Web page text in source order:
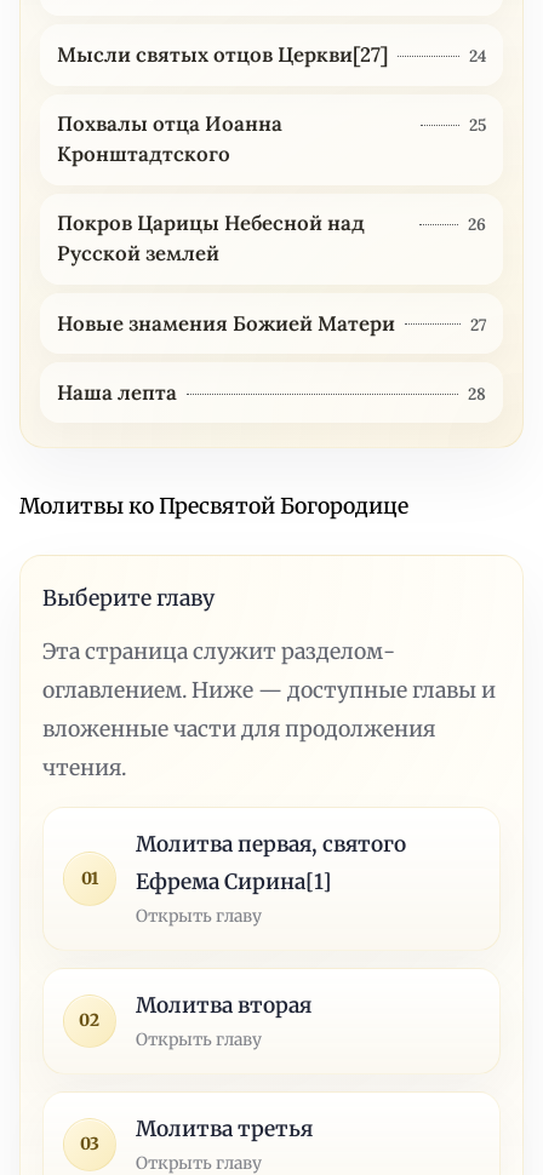
Мысли святых отцов Церкви[27] 24
Похвалы отца Иоанна
Кронштадтского
25
Покров Царицы Небесной над
Русской землей
26
Новые знамения Божией Матери 27
Наша лепта 28
Молитвы ко Пресвятой Богородице
Выберите главу
Эта страница служит разделом-
оглавлением. Ниже — доступные главы и
вложенные части для продолжения
чтения.
01
Молитва первая, святого
Ефрема Сирина[1]
Открыть главу
02
Молитва вторая
Открыть главу
03
Молитва третья
Открыть главу